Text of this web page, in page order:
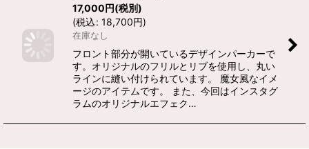
17,000円(税別)
(税込: 18,700円)
在庫なし
フロント部分が開いているデザインパーカーで
す。オリジナルのフリルとリブを使用し、丸い
ラインに縫い付けられています。 魔女風なイメ
ージのアイテムです。 また、今回はインスタグ
ラムのオリジナルエフェク…